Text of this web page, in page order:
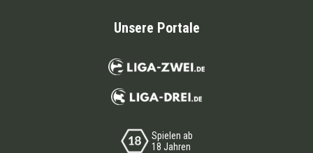
Unsere Portale
Spielen ab
18 Jahren